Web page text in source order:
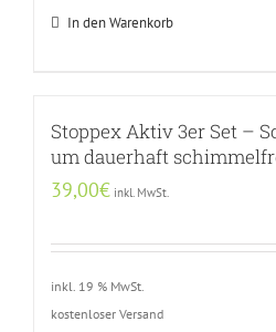
In den Warenkorb
Stoppex Aktiv 3er Set –
um dauerhaft
39,00€ inkl. MwSt.
inkl. 19 % MwSt.
kostenloser Versand